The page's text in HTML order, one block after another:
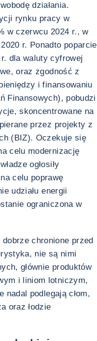
działania.
rynku pracy w
w czerwcu 2024 r., w
r. Ponadto poparcie
dla waluty cyfrowej
oraz zgodność z
i finansowaniu
Finansowych), pobudzi
skoncentrowane na
przez projekty z
(BIZ). Oczekuje się
celu modernizację
ogłosiły
celu poprawę
udziału energii
ograniczona w
chronione przed
nie są nimi
głównie produktów
i liniom lotniczym,
nadal podlegają cłom,
oraz łodzie